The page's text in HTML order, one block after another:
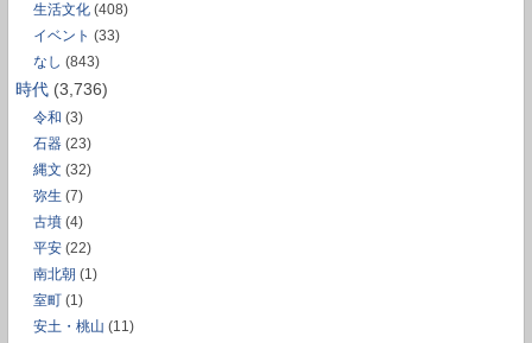
生活文化 (408)
イベント (33)
なし (843)
時代 (3,736)
令和 (3)
石器 (23)
縄文 (32)
弥生 (7)
古墳 (4)
平安 (22)
南北朝 (1)
室町 (1)
安土・桃山 (11)